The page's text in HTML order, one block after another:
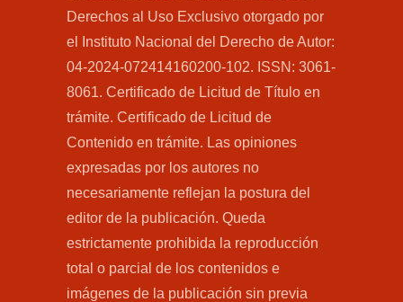
Derechos al Uso Exclusivo otorgado por
el Instituto Nacional del Derecho de Autor:
04-2024-072414160200-102. ISSN: 3061-
8061. Certificado de Licitud de Título en
trámite. Certificado de Licitud de
Contenido en trámite. Las opiniones
expresadas por los autores no
necesariamente reflejan la postura del
editor de la publicación. Queda
estrictamente prohibida la reproducción
total o parcial de los contenidos e
imágenes de la publicación sin previa